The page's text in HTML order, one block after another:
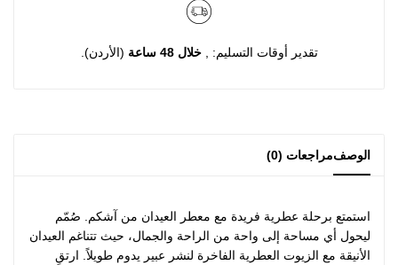
تقدير أوقات التسليم: ,خلال 48 ساعة (الأردن).
الوصفمراجعات (0)
استمتع برحلة عطرية فريدة مع معطر العيدان من آشكم. صُمّم
ليحول أي مساحة إلى واحة من الراحة والجمال، حيث تتناغم العيدان
الأنيقة مع الزيوت العطرية الفاخرة لنشر عبير يدوم طويلاً. ارتقِ